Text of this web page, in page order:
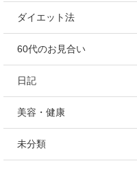
ダイエット法
60代のお見合い
日記
美容・健康
未分類